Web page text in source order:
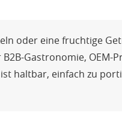
oder eine fruchtige
Gastronomie, OEM-
haltbar, einfach zu